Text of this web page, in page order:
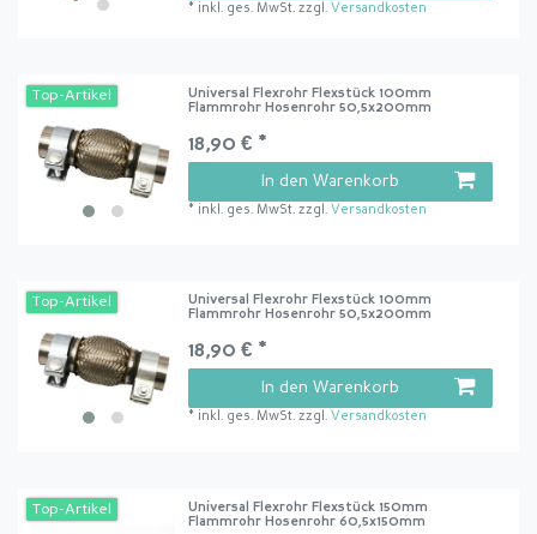
* inkl. ges. MwSt. zzgl. Versandkosten
Top-Artikel
Universal Flexrohr Flexstück 100mm
Flammrohr Hosenrohr 50,5x200mm
18,90 € *
In den Warenkorb
* inkl. ges. MwSt. zzgl. Versandkosten
Top-Artikel
Universal Flexrohr Flexstück 100mm
Flammrohr Hosenrohr 50,5x200mm
18,90 € *
In den Warenkorb
* inkl. ges. MwSt. zzgl. Versandkosten
Top-Artikel
Universal Flexrohr Flexstück 150mm
Flammrohr Hosenrohr 60,5x150mm